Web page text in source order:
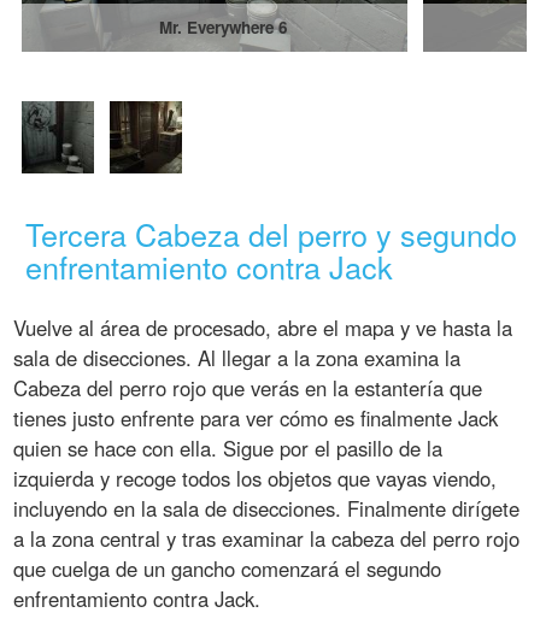
Mr. Everywhere 6
Tercera Cabeza del perro y segundo
enfrentamiento contra Jack
Vuelve al área de procesado, abre el mapa y ve hasta la
sala de disecciones. Al llegar a la zona examina la
Cabeza del perro rojo que verás en la estantería que
tienes justo enfrente para ver cómo es finalmente Jack
quien se hace con ella. Sigue por el pasillo de la
izquierda y recoge todos los objetos que vayas viendo,
incluyendo en la sala de disecciones. Finalmente dirígete
a la zona central y tras examinar la cabeza del perro rojo
que cuelga de un gancho comenzará el segundo
enfrentamiento contra Jack.